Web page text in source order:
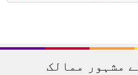
مشہور ممالک